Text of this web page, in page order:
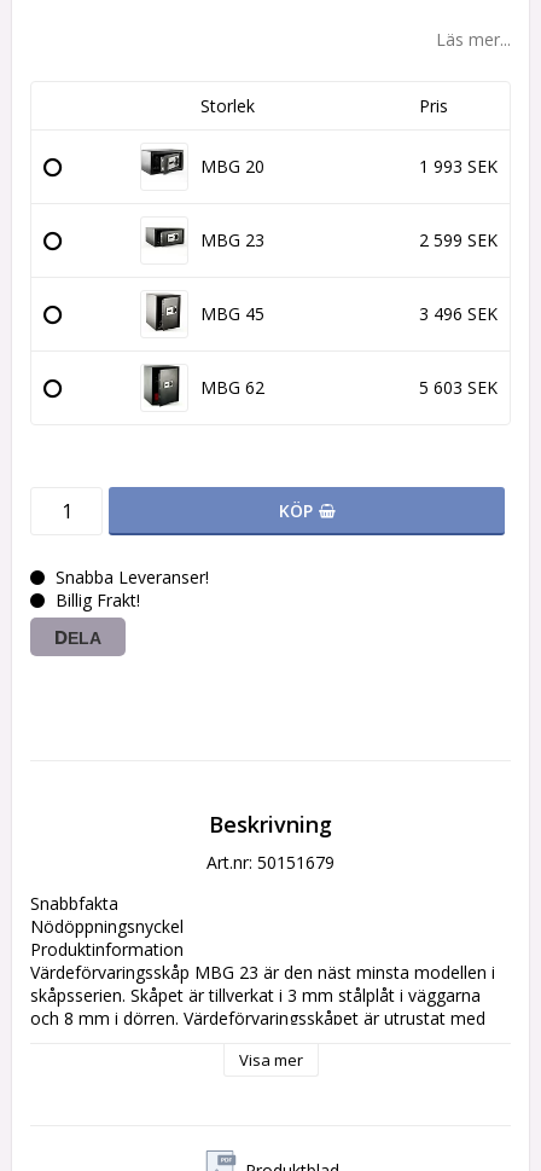
Läs mer...
Storlek Pris
MBG 20 1 993 SEK
MBG 23 2 599 SEK
MBG 45 3 496 SEK
MBG 62 5 603 SEK
KÖP
Snabba Leveranser!
Billig Frakt!
DELA
Beskrivning
Art.nr: 50151679
Snabbfakta
Nödöppningsnyckel
Produktinformation
Värdeförvaringsskåp MBG 23 är den näst minsta modellen i
skåpsserien. Skåpet är tillverkat i 3 mm stålplåt i väggarna
och 8 mm i dörren. Värdeförvaringsskåpet är utrustat med
utrustat med ett nödöppningslås med nyckel. Skåpet är även
Invändiga mått hxbxd (mm): 203x445x350
Visa mer